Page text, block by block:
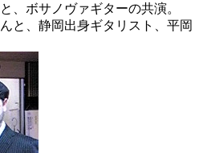
、ボサノヴァギターの共演。
と、静岡出身ギタリスト、平岡